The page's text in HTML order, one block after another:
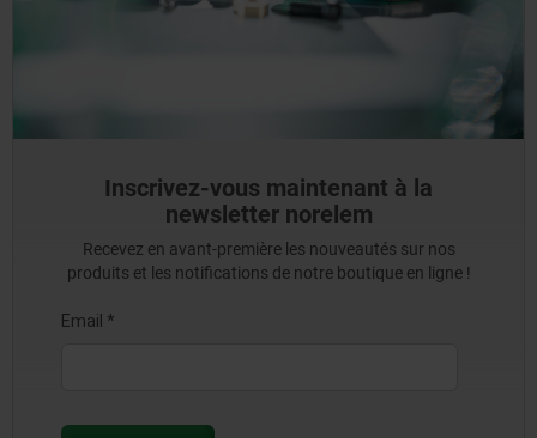
Inscrivez-vous maintenant à la
newsletter norelem
Recevez en avant-première les nouveautés sur nos
produits et les notifications de notre boutique en ligne !